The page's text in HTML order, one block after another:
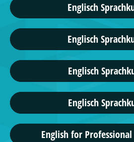
Englisch
Englisch
Englisch
Englisch
English for